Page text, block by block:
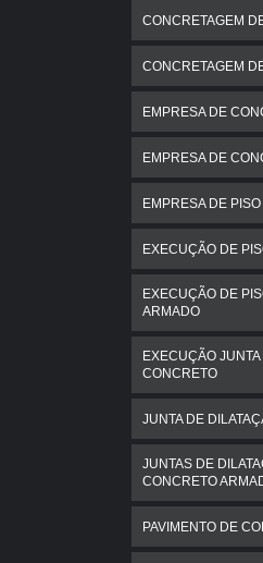
CONCRETAGEM
CONCRETAGEM
EMPRESA DE
EMPRESA DE
EMPRESA DE
EXECUÇÃO DE
EXECUÇÃO DE
ARMADO
EXECUÇÃO
CONCRETO
JUNTA DE
JUNTAS DE
CONCRETO
PAVIMENTO DE